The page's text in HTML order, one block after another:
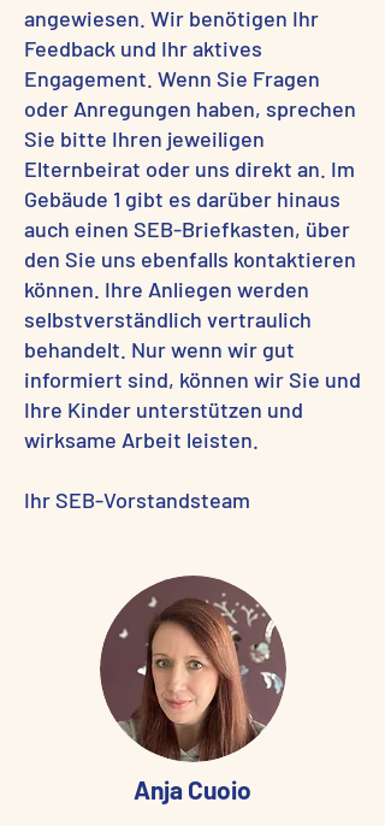
angewiesen. Wir benötigen Ihr
Feedback und Ihr aktives
Engagement. Wenn Sie Fragen
oder Anregungen haben, sprechen
Sie bitte Ihren jeweiligen
Elternbeirat oder uns direkt an. Im
Gebäude 1 gibt es darüber hinaus
auch einen SEB-Briefkasten, über
den Sie uns ebenfalls kontaktieren
können. Ihre Anliegen werden
selbstverständlich vertraulich
behandelt. Nur wenn wir gut
informiert sind, können wir Sie und
Ihre Kinder unterstützen und
wirksame Arbeit leisten.
Ihr SEB-Vorstandsteam
Anja Cuoio